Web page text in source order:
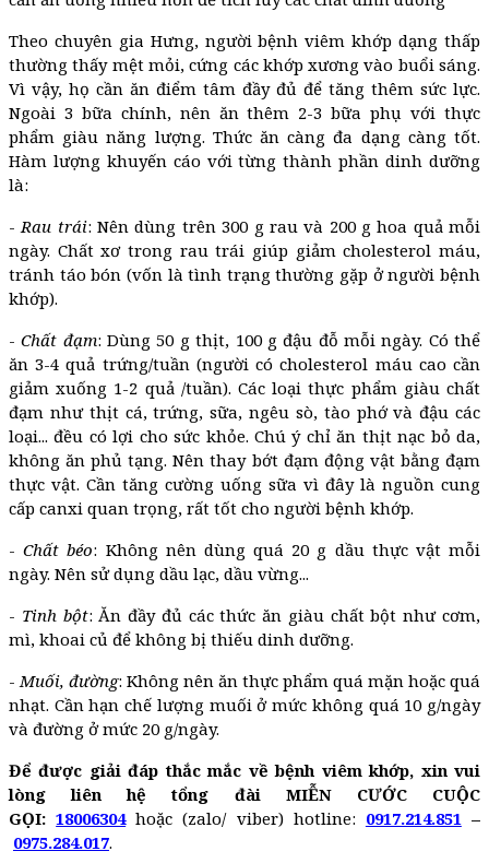
Theo chuyên gia Hưng, người bệnh viêm khớp dạng thấp
thường thấy mệt mỏi, cứng các khớp xương vào buổi sáng.
Vì vậy, họ cần ăn điểm tâm đầy đủ để tăng thêm sức lực.
Ngoài 3 bữa chính, nên ăn thêm 2-3 bữa phụ với thực
phẩm giàu năng lượng. Thức ăn càng đa dạng càng tốt.
Hàm lượng khuyến cáo với từng thành phần dinh dưỡng
là:
- Rau trái: Nên dùng trên 300 g rau và 200 g hoa quả mỗi
ngày. Chất xơ trong rau trái giúp giảm cholesterol máu,
tránh táo bón (vốn là tình trạng thường gặp ở người bệnh
khớp).
-Chất đạm: Dùng 50 g thịt, 100 g đậu đỗ mỗi ngày. Có thể
ăn 3-4 quả trứng/tuần (người có cholesterol máu cao cần
giảm xuống 1-2 quả /tuần). Các loại thực phẩm giàu chất
đạm như thịt cá, trứng, sữa, ngêu sò, tào phớ và đậu các
loại... đều có lợi cho sức khỏe. Chú ý chỉ ăn thịt nạc bỏ da,
không ăn phủ tạng. Nên thay bớt đạm động vật bằng đạm
thực vật. Cần tăng cường uống sữa vì đây là nguồn cung
cấp canxi quan trọng, rất tốt cho người bệnh khớp.
-Chất béo: Không nên dùng quá 20 g dầu thực vật mỗi
ngày. Nên sử dụng dầu lạc, dầu vừng...
- Tinh bột: Ăn đầy đủ các thức ăn giàu chất bột như cơm,
mì, khoai củ để không bị thiếu dinh dưỡng.
- Muối, đường: Không nên ăn thực phẩm quá mặn hoặc quá
nhạt. Cần hạn chế lượng muối ở mức không quá 10 g/ngày
và đường ở mức 20 g/ngày.
Để được giải đáp thắc mắc về bệnh viêm khớp, xin vui
lòng liên hệ tổng đài MIỄN CƯỚC CUỘC
GỌI:18006304hoặc (zalo/ viber) hotline: 0917.214.851 –
0975.284.017.